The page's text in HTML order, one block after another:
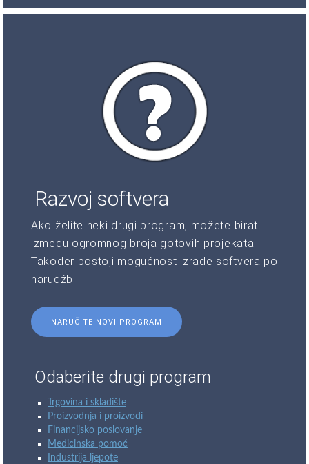
Razvoj softvera
Ako želite neki drugi program, možete birati
između ogromnog broja gotovih projekata.
Također postoji mogućnost izrade softvera po
narudžbi.
NARUČITE NOVI PROGRAM
Odaberite drugi program
Trgovina i skladište
Proizvodnja i proizvodi
Financijsko poslovanje
Medicinska pomoć
Industrija ljepote